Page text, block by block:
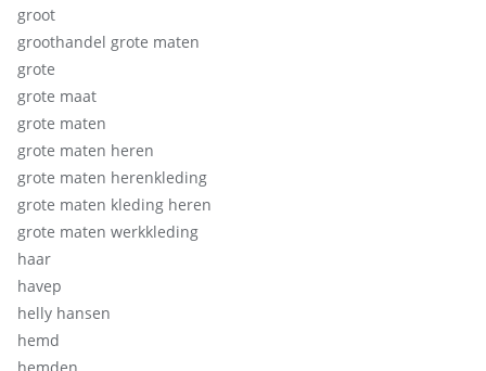
groot
groothandel grote maten
grote
grote maat
grote maten
grote maten heren
grote maten herenkleding
grote maten kleding heren
grote maten werkkleding
haar
havep
helly hansen
hemd